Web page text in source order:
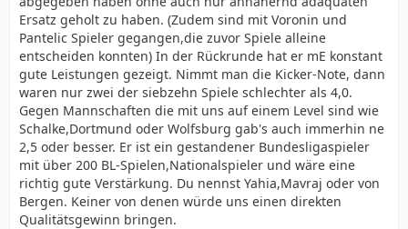
Ersatz geholt zu haben. (Zudem sind mit Voronin und
Pantelic Spieler gegangen,die zuvor Spiele alleine
entscheiden konnten) In der Rückrunde hat er mE konstant
gute Leistungen gezeigt. Nimmt man die Kicker-Note, dann
waren nur zwei der siebzehn Spiele schlechter als 4,0.
Gegen Mannschaften die mit uns auf einem Level sind wie
Schalke,Dortmund oder Wolfsburg gab's auch immerhin ne
2,5 oder besser. Er ist ein gestandener Bundesligaspieler
mit über 200 BL-Spielen,Nationalspieler und wäre eine
richtig gute Verstärkung. Du nennst Yahia,Mavraj oder von
Bergen. Keiner von denen würde uns einen direkten
Qualitätsgewinn bringen.